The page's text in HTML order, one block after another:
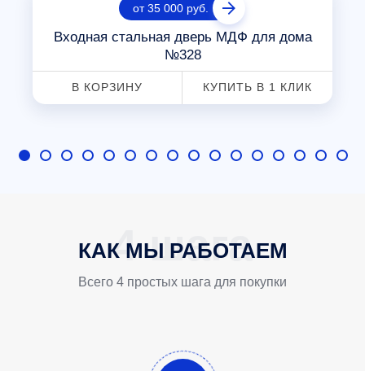
от 35 000 руб.
Входная стальная дверь МДФ для дома
№328
В КОРЗИНУ КУПИТЬ В 1 КЛИК
КАК МЫ РАБОТАЕМ
Всего 4 простых шага для покупки